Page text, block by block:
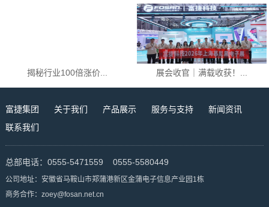
揭秘行业100倍涨价... 展会收官｜满载收获！...
富捷集团 关于我们 产品展示 服务与支持
新闻资讯
联系我们
总部电话：0555-5471559 0555-5580449
公司地址：安徽省马鞍山市郑蒲港新区金蒲电子信息产业园1栋
商务合作：zoey@fosan.net.cn